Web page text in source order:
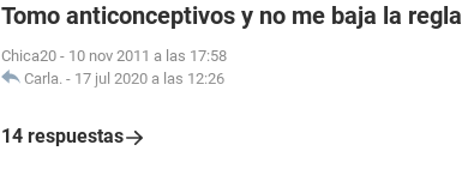
Tomo anticonceptivos y no me baja la regla
Chica20 - 10 nov 2011 a las 17:58
Carla. - 17 jul 2020 a las 12:26
14 respuestas